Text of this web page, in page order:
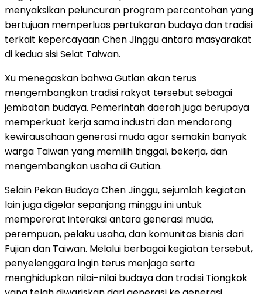
menyaksikan peluncuran program percontohan yang
bertujuan memperluas pertukaran budaya dan tradisi
terkait kepercayaan Chen Jinggu antara masyarakat
di kedua sisi Selat Taiwan.
Xu menegaskan bahwa Gutian akan terus
mengembangkan tradisi rakyat tersebut sebagai
jembatan budaya. Pemerintah daerah juga berupaya
memperkuat kerja sama industri dan mendorong
kewirausahaan generasi muda agar semakin banyak
warga Taiwan yang memilih tinggal, bekerja, dan
mengembangkan usaha di Gutian.
Selain Pekan Budaya Chen Jinggu, sejumlah kegiatan
lain juga digelar sepanjang minggu ini untuk
mempererat interaksi antara generasi muda,
perempuan, pelaku usaha, dan komunitas bisnis dari
Fujian dan Taiwan. Melalui berbagai kegiatan tersebut,
penyelenggara ingin terus menjaga serta
menghidupkan nilai-nilai budaya dan tradisi Tiongkok